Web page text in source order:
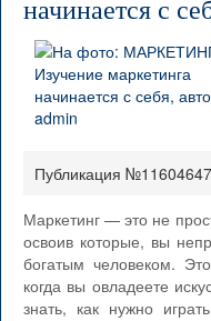
начинается с
Публикация
Маркетинг — это не
освоив которые, вы
богатым человеком.
когда вы овладеете
знать, как нужно